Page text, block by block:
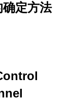
定方法